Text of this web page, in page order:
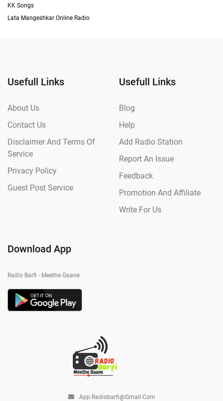
KK Songs
Lata Mangeshkar Online Radio
Usefull Links
About Us
Contact Us
Disclaimer And Terms Of
Service
Privacy Policy
Guest Post Service
Usefull Links
Blog
Help
Add Radio Station
Report An Issue
Feedback
Promotion And Affiliate
Write For Us
Download App
Radio Barfi - Meethe Gaane
App.radiobarfi@gmail.com